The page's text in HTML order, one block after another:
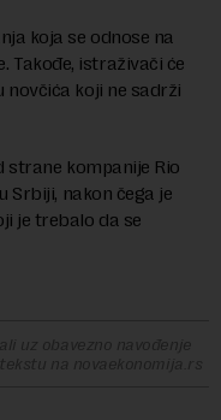
koja se odnose na
Takođe, istraživači će
koji ne sadrži
strane kompanije Rio
Srbiji, nakon čega je
je trebalo da se
uz obavezno navođenje
na novaekonomija.rs